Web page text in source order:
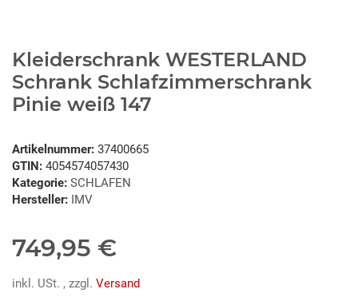
Kleiderschrank WESTERLAND
Schrank Schlafzimmerschrank
Pinie weiß 147
Artikelnummer: 37400665
GTIN: 4054574057430
Kategorie: SCHLAFEN
Hersteller: IMV
749,95 €
inkl. USt. , zzgl. Versand